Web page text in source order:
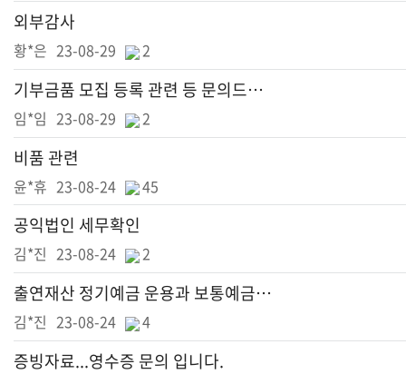
외부감사
황*은 23-08-29 2
기부금품 모집 등록 관련 등 문의드립니다.
임*임 23-08-29 2
비품 관련
윤*휴 23-08-24 45
공익법인 세무확인
김*진 23-08-24 2
출연재산 정기예금 운용과 보통예금에서 발생한 이자소득 관련 문의
김*진 23-08-24 4
증빙자료...영수증 문의 입니다.